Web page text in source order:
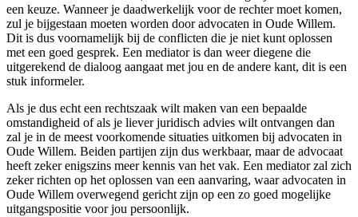
een keuze. Wanneer je daadwerkelijk voor de rechter moet komen,
zul je bijgestaan moeten worden door advocaten in Oude Willem.
Dit is dus voornamelijk bij de conflicten die je niet kunt oplossen
met een goed gesprek. Een mediator is dan weer diegene die
uitgerekend de dialoog aangaat met jou en de andere kant, dit is een
stuk informeler.
Als je dus echt een rechtszaak wilt maken van een bepaalde
omstandigheid of als je liever juridisch advies wilt ontvangen dan
zal je in de meest voorkomende situaties uitkomen bij advocaten in
Oude Willem. Beiden partijen zijn dus werkbaar, maar de advocaat
heeft zeker enigszins meer kennis van het vak. Een mediator zal zich
zeker richten op het oplossen van een aanvaring, waar advocaten in
Oude Willem overwegend gericht zijn op een zo goed mogelijke
uitgangspositie voor jou persoonlijk.